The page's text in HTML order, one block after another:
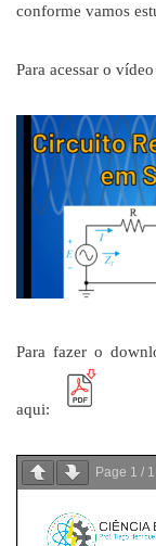
conforme vamos
Para acessar o
Para fazer o
aqui:
Page 1 / 1